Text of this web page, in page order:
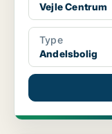
Vejle Centrum
Type
Andelsbolig